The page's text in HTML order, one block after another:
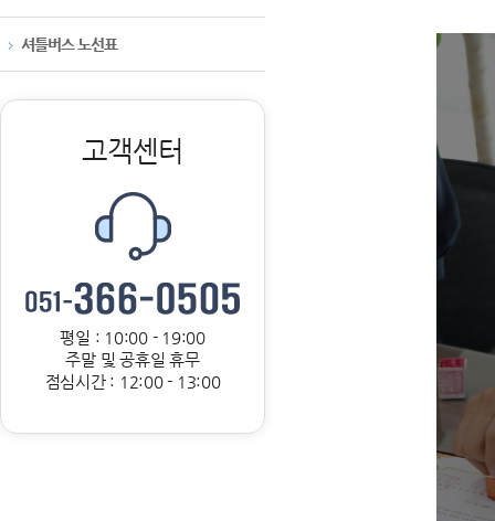
셔틀버스 노선표
고객센터
평일 : 10:00 - 19:00
주말 및 공휴일 휴무
점심시간 : 12:00 - 13:00